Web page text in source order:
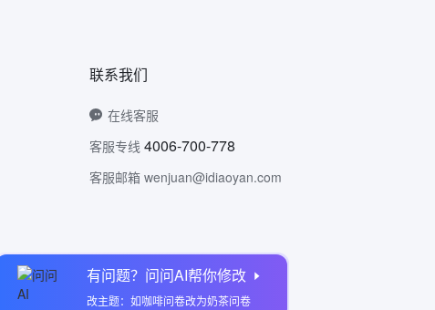
有问题？问问AI帮你修改
改主题：如咖啡问卷改为奶茶问卷
联系我们
在线客服
客服专线 4006-700-778
客服邮箱 wenjuan@idiaoyan.com
问卷网公众号